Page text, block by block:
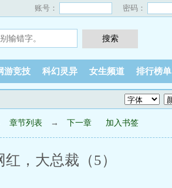
账号： 密码：
游竞技 科幻灵异 女生频道 排行榜单
章节列表 → 下一章 加入书签
，大总裁（5）